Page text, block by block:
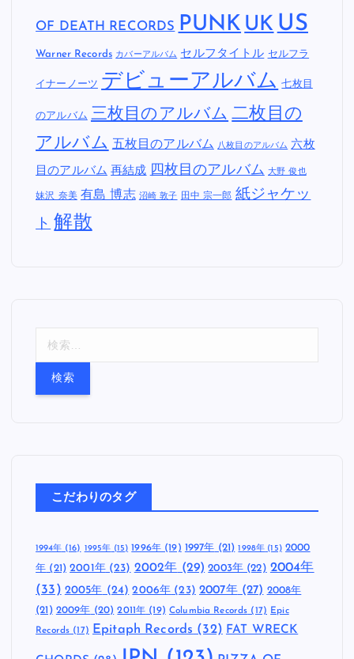
OF DEATH RECORDS PUNK UK US
Warner Records カバーアルバム セルフタイトル セルフラ
イナーノーツ デビューアルバム 七枚目
のアルバム 三枚目のアルバム 二枚目の
アルバム 五枚目のアルバム 八枚目のアルバム 六枚
目のアルバム 再結成 四枚目のアルバム 大野 俊也
妹沢 奈美 有島 博志 沼崎 敦子 田中 宗一郎 紙ジャケッ
ト 解散
こだわりのタグ
1994年(16) 1995年 (15) 1996年(19) 1997年 (21) 1998年 (15) 2000
年 (21) 2001年(23) 2002年 (29) 2003年 (22) 2004年
(33) 2005年 (24) 2006年 (23) 2007年(27) 2008年
(21) 2009年 (20) 2011年 (19) Columbia Records (17) Epic
Records (17) Epitaph Records (32) FAT WRECK